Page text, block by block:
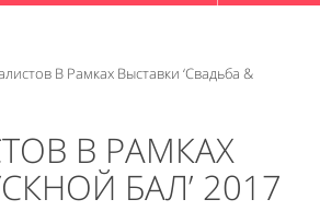
В Рамках Выставки ‘Свадьба &
В РАМКАХ
БАЛ’ 2017